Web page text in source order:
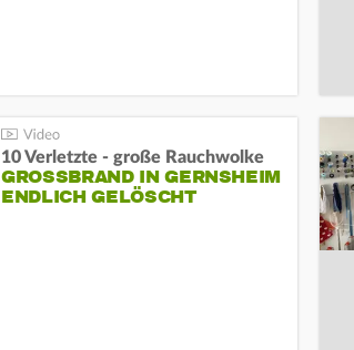
10 Verletzte - große Rauchwolke
GROSSBRAND IN GERNSHEIM E
NDLICH GELÖSCHT